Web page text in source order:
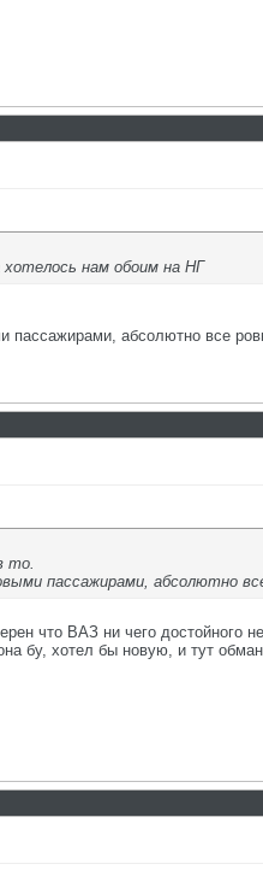
нам обоим на НГ
абсолютно все
то.
пассажирами, абсолютно
что ВАЗ ни чего достойного
бу, хотел бы новую, и тут